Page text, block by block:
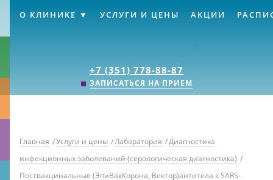
+7 (351) 778-88-87
ЗАПИСАТЬСЯ НА ПРИЕМ
О КЛИНИКЕ УСЛУГИ И ЦЕНЫ АКЦИИ
Главная /Услуги и цены /Лаборатория /Диагностика
инфекционных заболеваний (серологическая диагностика) /
Поствакцинальные (ЭпиВакКорона, Вектор)антитела к SARS-